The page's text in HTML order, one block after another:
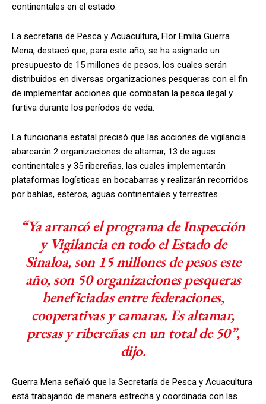
continentales en el estado.
La secretaria de Pesca y Acuacultura, Flor Emilia Guerra
Mena, destacó que, para este año, se ha asignado un
presupuesto de 15 millones de pesos, los cuales serán
distribuidos en diversas organizaciones pesqueras con el fin
de implementar acciones que combatan la pesca ilegal y
furtiva durante los períodos de veda.
La funcionaria estatal precisó que las acciones de vigilancia
abarcarán 2 organizaciones de altamar, 13 de aguas
continentales y 35 ribereñas, las cuales implementarán
plataformas logísticas en bocabarras y realizarán recorridos
por bahías, esteros, aguas continentales y terrestres.
“Ya arrancó el programa de Inspección
y Vigilancia en todo el Estado de
Sinaloa, son 15 millones de pesos este
año, son 50 organizaciones pesqueras
beneficiadas entre federaciones,
cooperativas y camaras. Es altamar,
presas y ribereñas en un total de 50”,
dijo.
Guerra Mena señaló que la Secretaría de Pesca y Acuacultura
está trabajando de manera estrecha y coordinada con las